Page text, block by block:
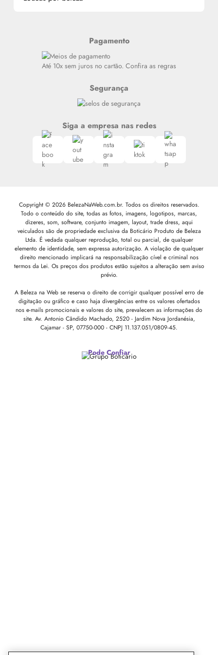
Siga nosso canal no Whatsapp
Pagamento
Até 10x sem juros no cartão. Confira as regras
Segurança
Siga a empresa nas redes
Copyright © 2026 BelezaNaWeb.com.br. Todos os direitos reservados.
Todo o conteúdo do site, todas as fotos, imagens, logotipos, marcas,
dizeres, som, software, conjunto imagem, layout, trade dress, aqui
veiculados são de propriedade exclusiva da Boticário Produto de Beleza
Ltda. É vedada qualquer reprodução, total ou parcial, de qualquer
elemento de identidade, sem expressa autorização. A violação de qualquer
direito mencionado implicará na responsabilização cível e criminal nos
termos da Lei. Os preços dos produtos estão sujeitos a alteração sem aviso
prévio.
A Beleza na Web se reserva o direito de corrigir qualquer possível erro de
digitação ou gráfico e caso haja divergências entre os valores ofertados
nos e-mails promocionais e valores do site, prevalecem as informações do
site. Av. Antonio Cândido Machado, 2520 - Jardim Nova Jordanésia,
Cajamar - SP, 07750-000 - CNPJ 11.137.051/0809-45.
Pode Confiar